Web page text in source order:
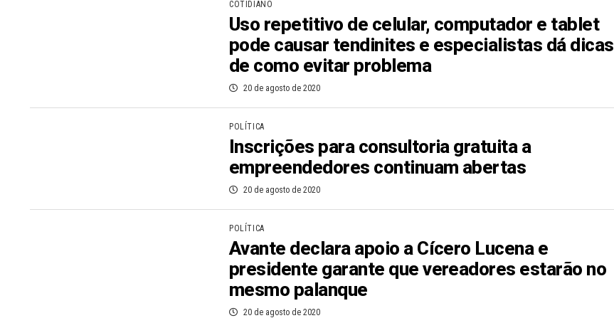
COTIDIANO
Uso repetitivo de celular, computador e tablet
pode causar tendinites e especialistas dá dicas
de como evitar problema
20 de agosto de 2020
POLÍTICA
Inscrições para consultoria gratuita a
empreendedores continuam abertas
20 de agosto de 2020
POLÍTICA
Avante declara apoio a Cícero Lucena e
presidente garante que vereadores estarão no
mesmo palanque
20 de agosto de 2020